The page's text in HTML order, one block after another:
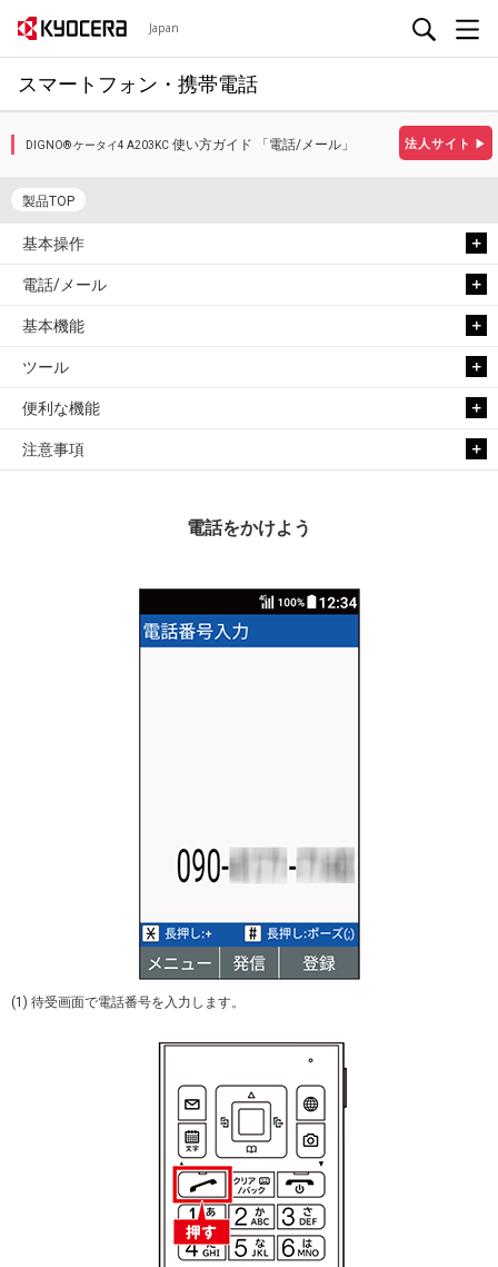
Japan
スマートフォン・携帯電話
法人サイト ▶
DIGNO® ケータイ4 A203KC 使い方ガイド 「電話/メール」
製品TOP
基本操作
電話/メール
基本機能
ツール
便利な機能
注意事項
電話をかけよう
(1) 待受画面で電話番号を入力します。